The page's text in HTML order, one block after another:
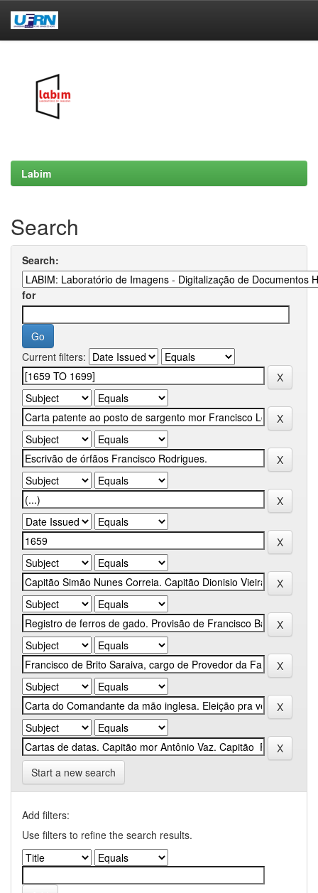
Labim
Search
Search:
for
Current filters:
Start a new search
Add filters:
Use filters to refine the search results.